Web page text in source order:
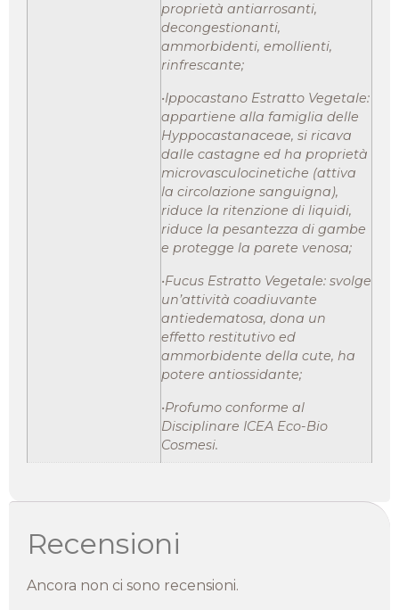
proprietà antiarrosanti,
decongestionanti,
ammorbidenti, emollienti,
rinfrescante;
•Ippocastano Estratto Vegetale:
appartiene alla famiglia delle
Hyppocastanaceae, si ricava
dalle castagne ed ha proprietà
microvasculocinetiche (attiva
la circolazione sanguigna),
riduce la ritenzione di liquidi,
riduce la pesantezza di gambe
e protegge la parete venosa;
•Fucus Estratto Vegetale: svolge
un’attività coadiuvante
antiedematosa, dona un
effetto restitutivo ed
ammorbidente della cute, ha
potere antiossidante;
•Profumo conforme al
Disciplinare ICEA Eco-Bio
Cosmesi.
Recensioni
Ancora non ci sono recensioni.